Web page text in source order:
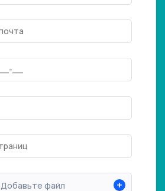
Добавьте файл +